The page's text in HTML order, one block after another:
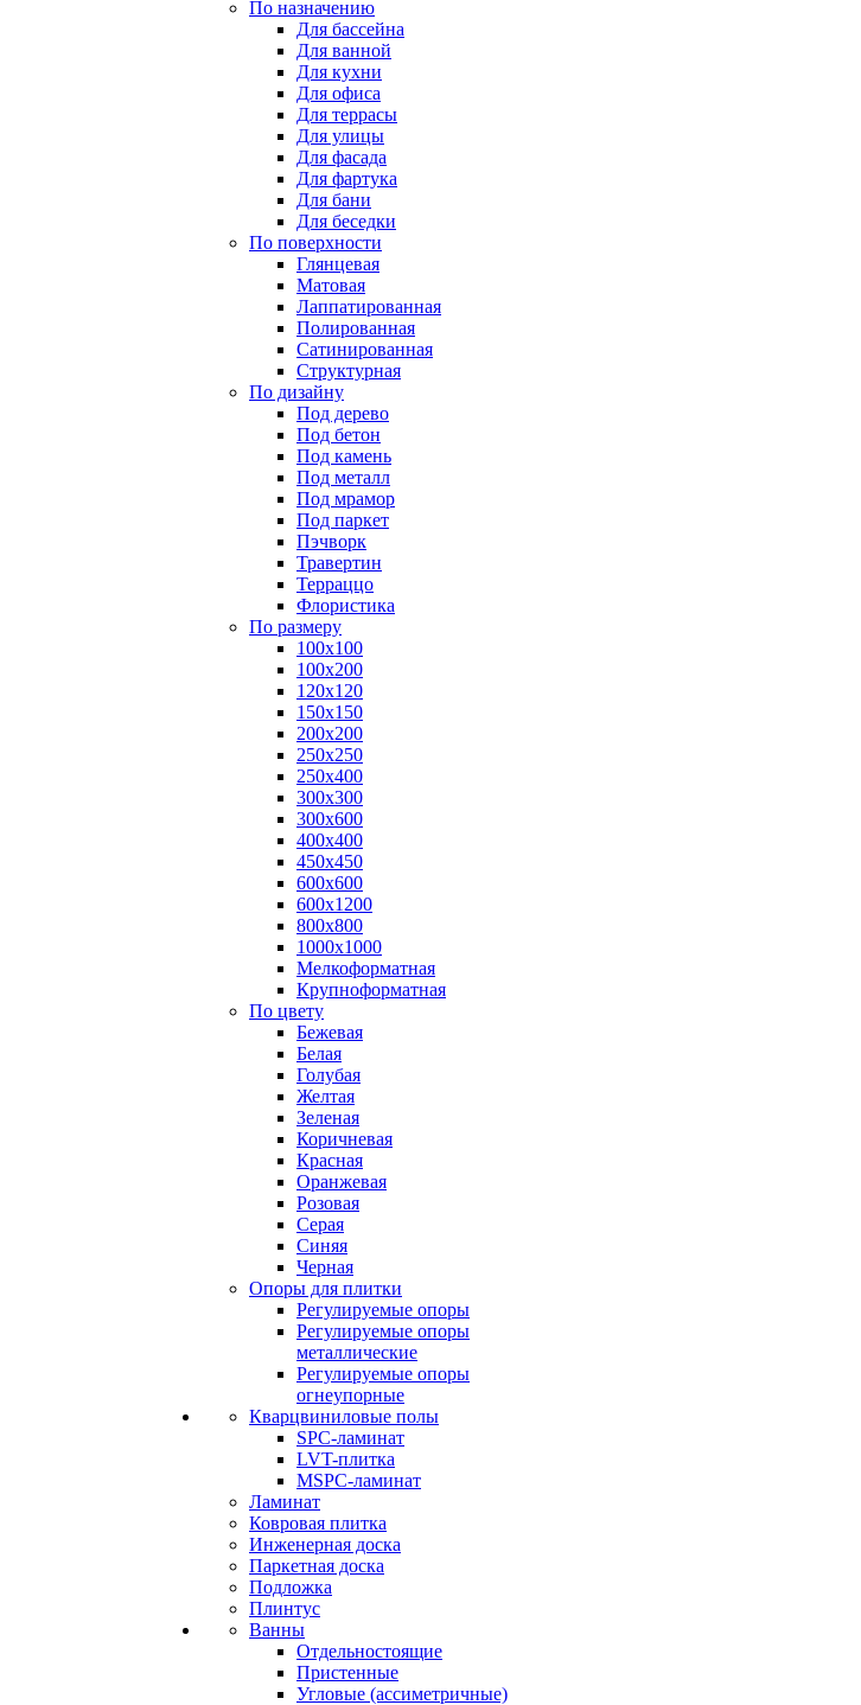
По назначению
Для бассейна
Для ванной
Для кухни
Для офиса
Для террасы
Для улицы
Для фасада
Для фартука
Для бани
Для беседки
По поверхности
Глянцевая
Матовая
Лаппатированная
Полированная
Сатинированная
Структурная
По дизайну
Под дерево
Под бетон
Под камень
Под металл
Под мрамор
Под паркет
Пэчворк
Травертин
Терраццо
Флористика
По размеру
100х100
100х200
120х120
150х150
200х200
250х250
250х400
300х300
300х600
400х400
450х450
600х600
600х1200
800х800
1000х1000
Мелкоформатная
Крупноформатная
По цвету
Бежевая
Белая
Голубая
Желтая
Зеленая
Коричневая
Красная
Оранжевая
Розовая
Серая
Синяя
Черная
Опоры для плитки
Регулируемые опоры
Регулируемые опоры
металлические
Регулируемые опоры
огнеупорные
Кварцвиниловые полы
SPC-ламинат
LVT-плитка
MSPC-ламинат
Ламинат
Ковровая плитка
Инженерная доска
Паркетная доска
Подложка
Плинтус
Ванны
Отдельностоящие
Пристенные
Угловые (ассиметричные)